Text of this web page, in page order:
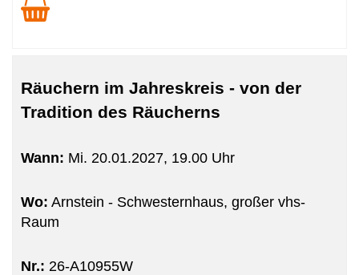
Räuchern im Jahreskreis - von der
Tradition des Räucherns
Wann: Mi. 20.01.2027, 19.00 Uhr
Wo: Arnstein - Schwesternhaus, großer vhs-
Raum
Nr.: 26-A10955W